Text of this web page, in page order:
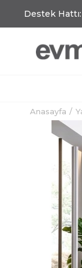
Destek
Anasayfa